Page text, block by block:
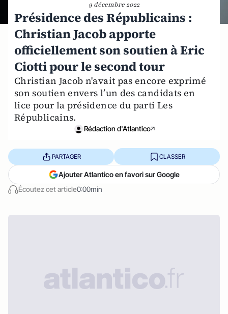
9 décembre 2022
Présidence des Républicains :
Christian Jacob apporte
officiellement son soutien à Eric
Ciotti pour le second tour
Christian Jacob n'avait pas encore exprimé
son soutien envers l’un des candidats en
lice pour la présidence du parti Les
Républicains.
Rédaction d'Atlantico
Écoutez cet article0:00min
PARTAGER CLASSER
Ajouter Atlantico en favori sur Google